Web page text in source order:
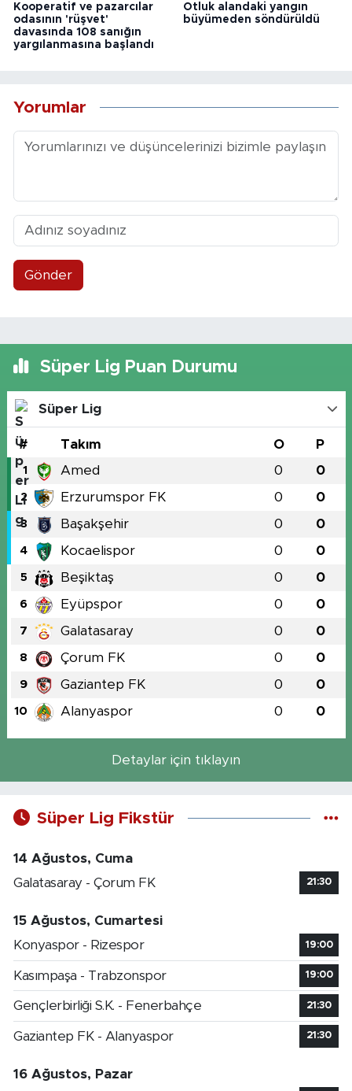
Kooperatif ve pazarcılar
odasının 'rüşvet'
davasında 108 sanığın
yargılanmasına başlandı
Otluk alandaki yangın
büyümeden söndürüldü
Yorumlar
Gönder
Süper Lig Puan Durumu
Süper Lig
# Takım O P
1 Amed 0 0
2 Erzurumspor FK 0 0
3 Başakşehir 0 0
4 Kocaelispor 0 0
5 Beşiktaş 0 0
6 Eyüpspor 0 0
7 Galatasaray 0 0
8 Çorum FK 0 0
9 Gaziantep FK 0 0
10 Alanyaspor 0 0
Detaylar için tıklayın
Süper Lig Fikstür
14 Ağustos, Cuma
Galatasaray - Çorum FK
21:30
15 Ağustos, Cumartesi
Konyaspor - Rizespor
19:00
Kasımpaşa - Trabzonspor 19:00
Gençlerbirliği S.K. - Fenerbahçe 21:30
Gaziantep FK - Alanyaspor 21:30
16 Ağustos, Pazar